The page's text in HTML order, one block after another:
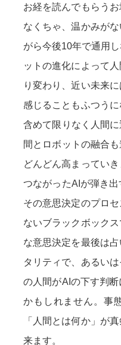
お経を読んでもらう
なくちゃ、温かみが
がら今後10年で通用
ットの進化によって
り変わり、近い未来
感じることもふつう
含めて限りなく人間
間とロボットの融合
どんどん高まってい
つながったAIが弾き出
その意思決定のプロ
ないブラックボック
な意思決定を最後は
タリティで、あるい
の人間がAIの下す判
かもしれません。事
「人間とは何か」が
来ます。